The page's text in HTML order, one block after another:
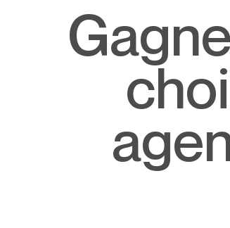
Gagner du temps et faire les bons